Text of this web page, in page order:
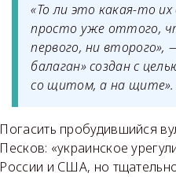
«То ли это какая-то
просто уже оттого,
первого, ни второго»,
балаган» создан с
со щитом, а на щите».
Погасить пробудившийся
Песков: «украинское
России и США, но